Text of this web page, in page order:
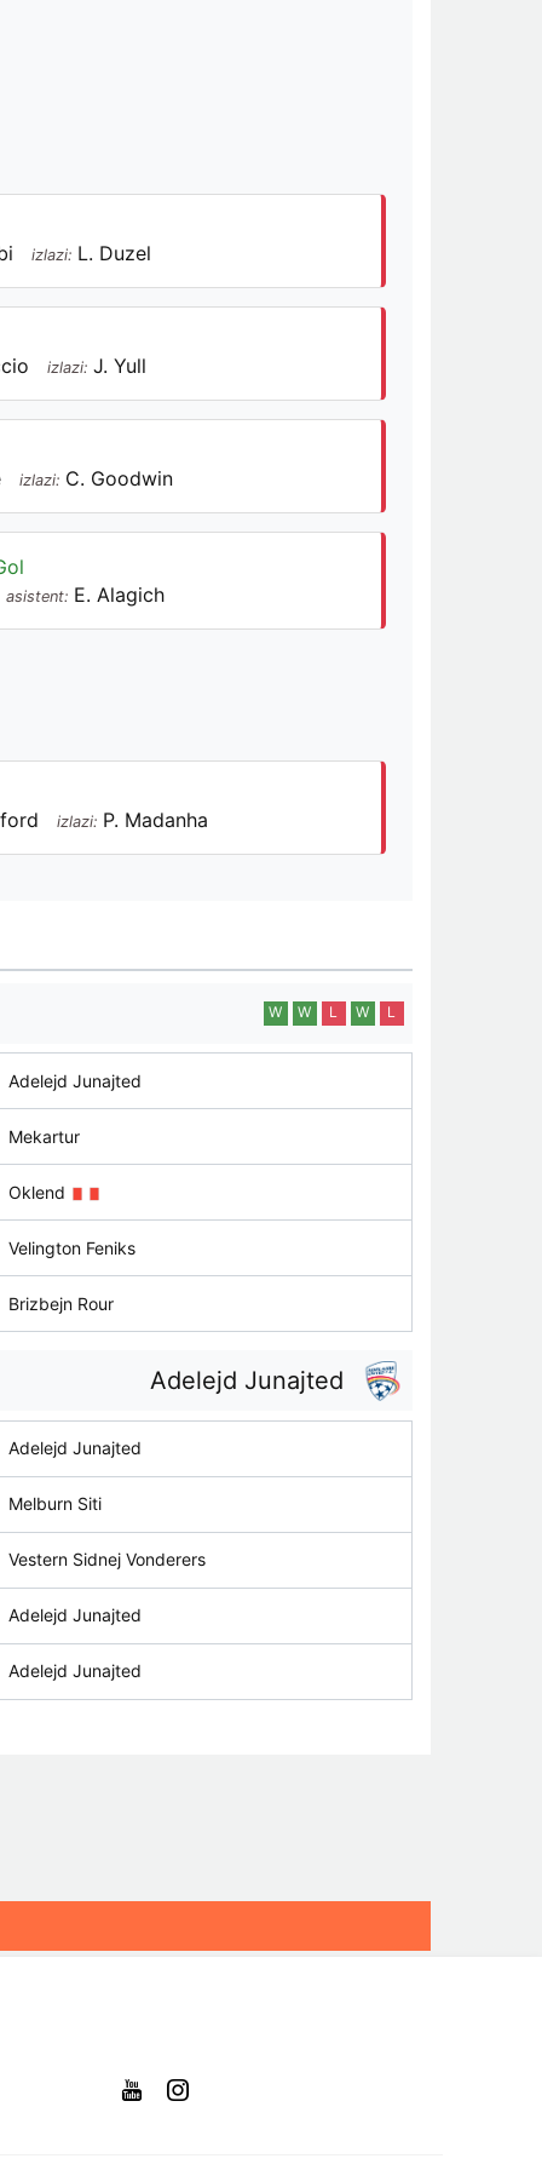
izlazi: L. Duzel
izlazi: J. Yull
izlazi: C. Goodwin
asistent: E. Alagich
izlazi: P. Madanha
W W L W L
Adelejd Junajted
Mekartur
Oklend
Velington Feniks
Brizbejn Rour
Adelejd Junajted
Adelejd Junajted
Melburn Siti
Vestern Sidnej Vonderers
Adelejd Junajted
Adelejd Junajted